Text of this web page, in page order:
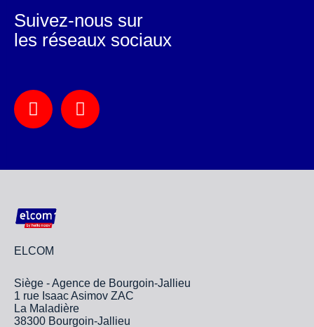
ELCOM
Siège - Agence de Bourgoin-Jallieu
1 rue Isaac Asimov ZAC
La Maladière
38300 Bourgoin-Jallieu
Suivez-nous sur
les réseaux sociaux